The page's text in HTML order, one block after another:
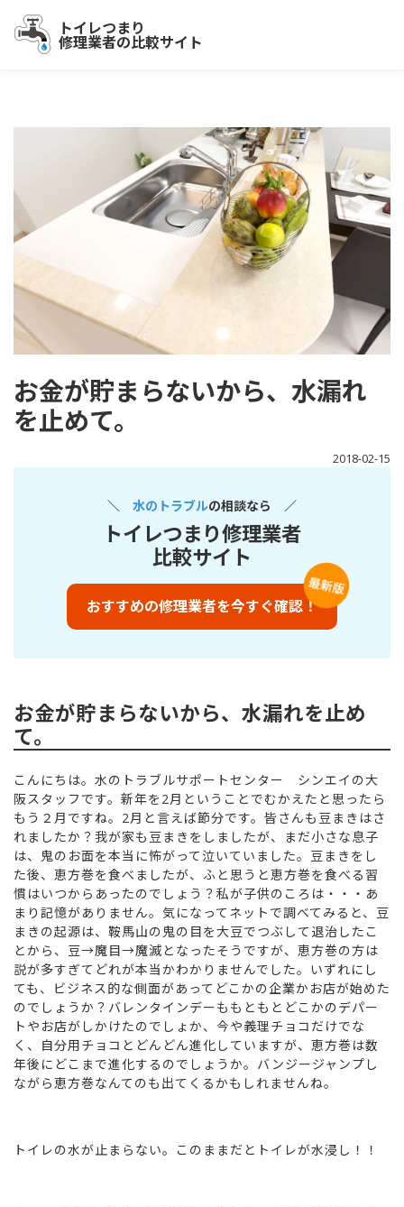
トイレつまり
修理業者の比較サイト
お金が貯まらないから、水漏れ
を止めて。
2018-02-15
＼ 水のトラブルの相談なら ／
トイレつまり修理業者
比較サイト
おすすめの修理業者を今すぐ確認！
お金が貯まらないから、水漏れを止め
て。
こんにちは。水のトラブルサポートセンター シンエイの大
阪スタッフです。新年を2月ということでむかえたと思ったら
もう２月ですね。2月と言えば節分です。皆さんも豆まきはさ
れましたか？我が家も豆まきをしましたが、まだ小さな息子
は、鬼のお面を本当に怖がって泣いていました。豆まきをし
た後、恵方巻を食べましたが、ふと思うと恵方巻を食べる習
慣はいつからあったのでしょう？私が子供のころは・・・あ
まり記憶がありません。気になってネットで調べてみると、豆
まきの起源は、鞍馬山の鬼の目を大豆でつぶして退治したこ
とから、豆→魔目→魔滅となったそうですが、恵方巻の方は
説が多すぎてどれが本当かわかりませんでした。いずれにし
ても、ビジネス的な側面があってどこかの企業かお店が始めた
のでしょうか？バレンタインデーももともとどこかのデパー
トやお店がしかけたのでしょか、今や義理チョコだけでな
く、自分用チョコとどんどん進化していますが、恵方巻は数
年後にどこまで進化するのでしょうか。バンジージャンプし
ながら恵方巻なんてのも出てくるかもしれませんね。
トイレの水が止まらない。このままだとトイレが水浸し！！